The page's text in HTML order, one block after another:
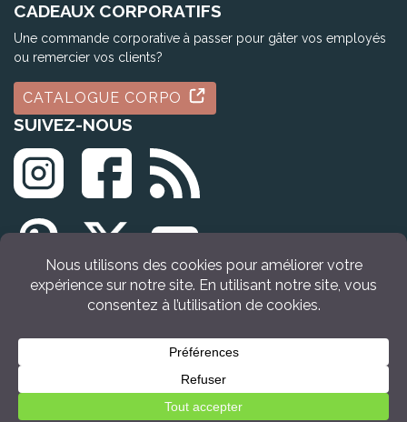
CADEAUX CORPORATIFS
Une commande corporative à passer pour gâter vos employés
ou remercier vos clients?
CATALOGUE CORPO
SUIVEZ-NOUS
© Tous droits réservés Idée Cadeau Québec (2009 - 2026)
Retour en haut